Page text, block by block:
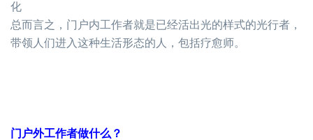
化
总而言之，门户内工作者就是已经活出光的样式的光行者，
带领人们进入这种生活形态的人，包括疗愈师。
门户外工作者做什么？